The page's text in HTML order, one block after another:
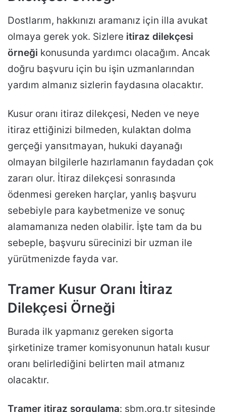
Dostlarım, hakkınızı aramanız için illa avukat
olmaya gerek yok. Sizlere itiraz dilekçesi
örneği konusunda yardımcı olacağım. Ancak
doğru başvuru için bu işin uzmanlarından
yardım almanız sizlerin faydasına olacaktır.
Kusur oranı itiraz dilekçesi, Neden ve neye
itiraz ettiğinizi bilmeden, kulaktan dolma
gerçeği yansıtmayan, hukuki dayanağı
olmayan bilgilerle hazırlamanın faydadan çok
zararı olur. İtiraz dilekçesi sonrasında
ödenmesi gereken harçlar, yanlış başvuru
sebebiyle para kaybetmenize ve sonuç
alamamanıza neden olabilir. İşte tam da bu
sebeple, başvuru sürecinizi bir uzman ile
yürütmenizde fayda var.
Tramer Kusur Oranı İtiraz
Dilekçesi Örneği
Burada ilk yapmanız gereken sigorta
şirketinize tramer komisyonunun hatalı kusur
oranı belirlediğini belirten mail atmanız
olacaktır.
Tramer itiraz sorgulama: sbm.org.tr sitesinde